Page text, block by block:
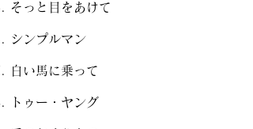
そっと目をあけて
シンプルマン
白い馬に乗って
トゥー・ヤング